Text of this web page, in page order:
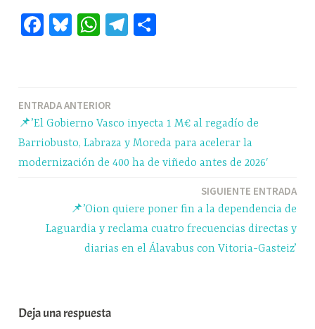
Fa Bl W
pp
Te
m rti
r
Navegación
de
entradas
ENTRADA ANTERIOR
📌’El Gobierno Vasco inyecta 1 M€ al regadío de
Barriobusto, Labraza y Moreda para acelerar la
modernización de 400 ha de viñedo antes de 2026′
SIGUIENTE ENTRADA
📌’Oion quiere poner fin a la dependencia de
Laguardia y reclama cuatro frecuencias directas y
diarias en el Álavabus con Vitoria-Gasteiz’
Deja una respuesta